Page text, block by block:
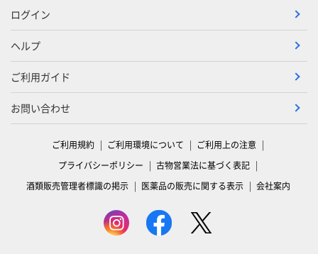
ログイン
ヘルプ
ご利用ガイド
お問い合わせ
ご利用規約 ご利用環境について
ご利用上の注意
プライバシーポリシー
古物営業法に基づく表記
酒類販売管理者標識の掲示
医薬品の販売に関する表示 会社案内